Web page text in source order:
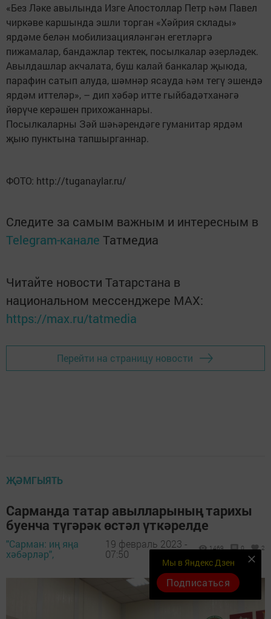
«Без Ләке авылында Изге Апостоллар Петр һәм Павел
чиркәве каршында эшли торган «Хәйрия склады»
ярдәме белән мобилизацияләнгән егетләргә
пижамалар, бандажлар тектек, посылкалар әзерләдек.
Авылдашлар акчалата, буш калай банкалар җыюда,
парафин сатып алуда, шәмнәр ясауда һәм тегү эшендә
ярдәм иттеләр», – дип хәбәр итте гыйбадәтханәгә
йөрүче керәшен прихожаннары.
Посылкаларны Зәй шәһәрендәге гуманитар ярдәм
җыю пунктына тапшырганнар.
ФОТО: http://tuganaylar.ru/
Следите за самым важным и интересным в
Telegram-канале Татмедиа
Читайте новости Татарстана в
национальном мессенджере MАХ:
https://max.ru/tatmedia
Перейти на страницу новости
ҖӘМГЫЯТЬ
Сарманда татар авылларының тарихы
буенча түгәрәк өстәл үткәрелде
"Сарман: иң яңа
хәбәрләр",
19 февраль 2023 -
07:50
1469 0 2
Мы в Яндекс Дзен
Подписаться